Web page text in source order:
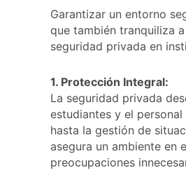
Garantizar un entorno
que también tranquiliza
seguridad privada en
1. Protección Integral:
La seguridad privada
estudiantes y el
hasta la gestión de
asegura un ambiente en
preocupaciones